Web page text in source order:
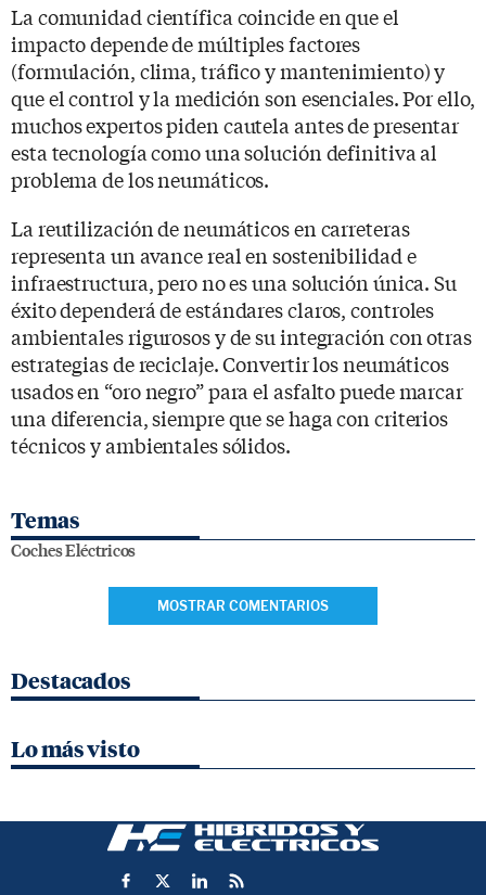
La comunidad científica coincide en que el
impacto depende de múltiples factores
(formulación, clima, tráfico y mantenimiento) y
que el control y la medición son esenciales. Por ello,
muchos expertos piden cautela antes de presentar
esta tecnología como una solución definitiva al
problema de los neumáticos.
La reutilización de neumáticos en carreteras
representa un avance real en sostenibilidad e
infraestructura, pero no es una solución única. Su
éxito dependerá de estándares claros, controles
ambientales rigurosos y de su integración con otras
estrategias de reciclaje. Convertir los neumáticos
usados en “oro negro” para el asfalto puede marcar
una diferencia, siempre que se haga con criterios
técnicos y ambientales sólidos.
Temas
Coches Eléctricos
MOSTRAR COMENTARIOS
Destacados
Lo más visto